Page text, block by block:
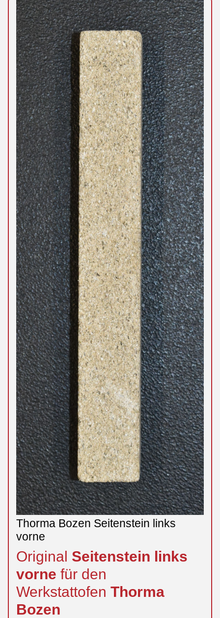
Thorma Bozen Seitenstein links
vorne
Original Seitenstein links
vorne für den
Werkstattofen Thorma
Bozen